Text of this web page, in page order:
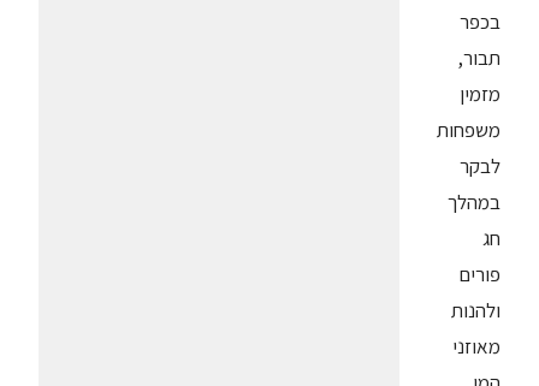
בכפר
תבור,
מזמין
משפחות
לבקר
במהלך
חג
פורים
ולהנות
מאוזני